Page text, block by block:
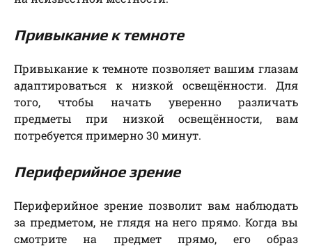
Привыкание к темноте
Привыкание к темноте позволяет вашим глазам
адаптироваться к низкой освещённости. Для
того, чтобы начать уверенно различать
предметы при низкой освещённости, вам
потребуется примерно 30 минут.
Периферийное зрение
Периферийное зрение позволит вам наблюдать
за предметом, не глядя на него прямо. Когда вы
смотрите на предмет прямо, его образ